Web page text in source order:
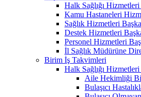
Halk Sağlığı Hizmetleri
Kamu Hastaneleri
Sağlık Hizmetleri
Destek Hizmetleri
Personel Hizmetleri
İl Sağlık Müdürüne
Birim İş Takvimleri
Halk Sağlığı Hizmetleri
Aile Hekimliği
Bulaşıcı